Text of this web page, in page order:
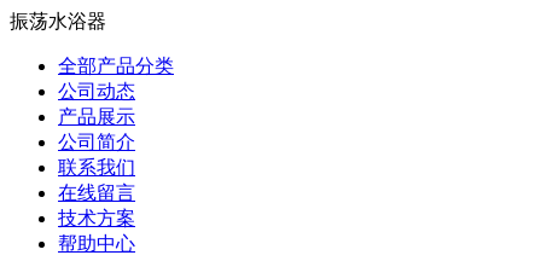
振荡水浴器
全部产品分类
公司动态
产品展示
公司简介
联系我们
在线留言
技术方案
帮助中心